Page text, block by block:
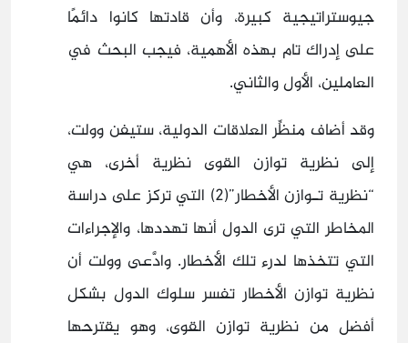
جيوستراتيجية كبيرة، وأن قادتها كانوا دائمًا
على إدراك تام بهذه الأهمية، فيجب البحث في
العاملين، الأول والثاني.
وقد أضاف منظِّر العلاقات الدولية، ستيفن وولت،
إلى نظرية توازن القوى نظرية أخرى، هي
“نظرية تـوازن الأخطار”(2) التي تركز على دراسة
المخاطر التي ترى الدول أنها تهددها، والإجراءات
التي تتخذها لدرء تلك الأخطار. وادَّعى وولت أن
نظرية توازن الأخطار تفسر سلوك الدول بشكل
أفضل من نظرية توازن القوى، وهو يقترحها